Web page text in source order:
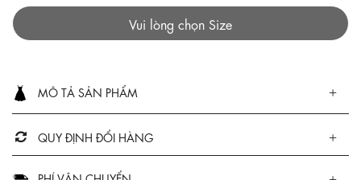
Vui lòng chọn Size
MÔ TẢ SẢN PHẨM
QUY ĐỊNH ĐỔI HÀNG